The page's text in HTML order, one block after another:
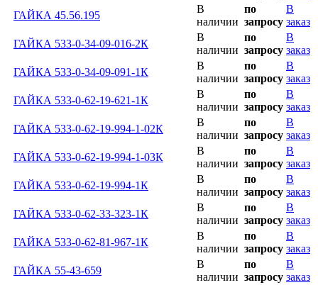
ГАЙКА 45.56.195
В
наличии
по
запросу
В
заказ
ГАЙКА 533-0-34-09-016-2К
В
наличии
по
запросу
В
заказ
ГАЙКА 533-0-34-09-091-1К
В
наличии
по
запросу
В
заказ
ГАЙКА 533-0-62-19-621-1К
В
наличии
по
запросу
В
заказ
ГАЙКА 533-0-62-19-994-1-02К
В
наличии
по
запросу
В
заказ
ГАЙКА 533-0-62-19-994-1-03К
В
наличии
по
запросу
В
заказ
ГАЙКА 533-0-62-19-994-1К
В
наличии
по
запросу
В
заказ
ГАЙКА 533-0-62-33-323-1К
В
наличии
по
запросу
В
заказ
ГАЙКА 533-0-62-81-967-1К
В
наличии
по
запросу
В
заказ
ГАЙКА 55-43-659
В
наличии
по
запросу
В
заказ